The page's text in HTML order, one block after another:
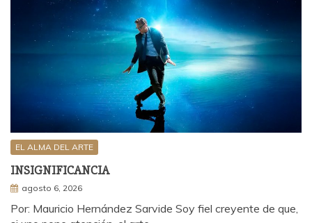
EL ALMA DEL ARTE
INSIGNIFICANCIA
agosto 6, 2026
Por: Mauricio Hernández Sarvide Soy fiel creyente de que,